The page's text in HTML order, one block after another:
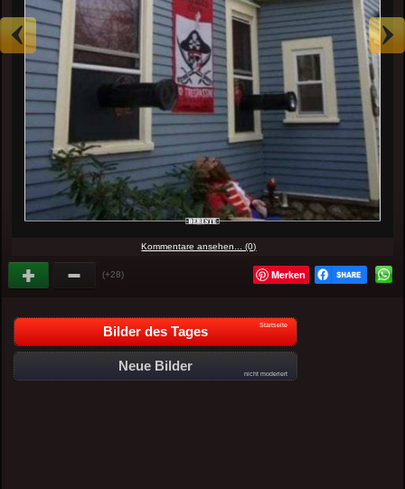
Kommentare ansehen... (0)
(+28) Merken
Bilder des Tages Startseite
Neue Bilder
nicht moderiert